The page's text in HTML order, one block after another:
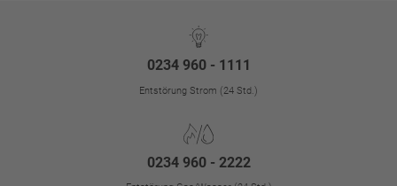
0234 960 - 1111
Entstörung Strom (24 Std.)
0234 960 - 2222